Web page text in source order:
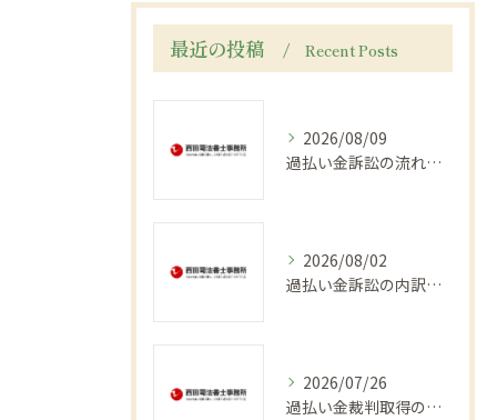
最近の投稿 Recent Posts
2026/08/09
過払い金訴訟の流れを実例で解説し手続き期間や回収時期を知る
2026/08/02
過払い金訴訟の内訳と大阪府で押さえるべき費用と回収率の実態を徹底解説
2026/07/26
過払い金裁判取得のリスクと費用相場期間を徹底解説